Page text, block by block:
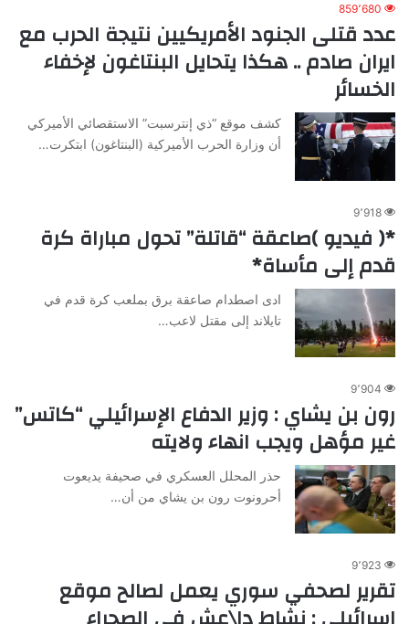
859٬680
عدد قتلى الجنود الأمريكيين نتيجة الحرب مع
ايران صادم .. هكذا يتحايل البنتاغون لإخفاء
الخسائر
كشف موقع “ذي إنترسبت” الاستقصائي الأميركي
أن وزارة الحرب الأميركية (البنتاغون) ابتكرت…
9٬918
*( فيديو )صاعقة “قاتلة” تحول مباراة كرة
قدم إلى مأساة*
ادى اصطدام صاعقة برق بملعب كرة قدم في
تايلاند إلى مقتل لاعب…
9٬904
رون بن يشاي : وزير الدفاع الإسرائيلي “كاتس”
غير مؤهل ويجب انهاء ولايته
حذر المحلل العسكري في صحيفة يديعوت
أحرونوت رون بن يشاي من أن…
9٬923
تقرير لصحفي سوري يعمل لصالح موقع